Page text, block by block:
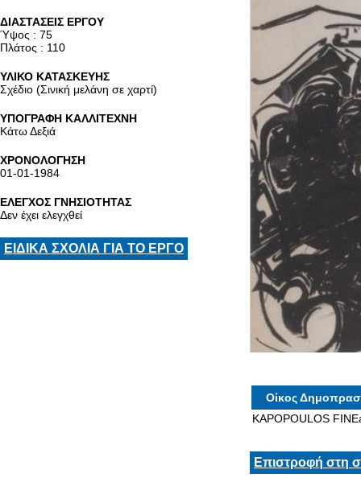
ΔΙΑΣΤΑΣΕΙΣ ΕΡΓΟΥ
Ύψος : 75
Πλάτος : 110
ΥΛΙΚΟ ΚΑΤΑΣΚΕΥΗΣ
Σχέδιο (Σινική μελάνη σε χαρτί)
ΥΠΟΓΡΑΦΗ ΚΑΛΛΙΤΕΧΝΗ
Κάτω Δεξιά
ΧΡΟΝΟΛΟΓΗΣΗ
01-01-1984
ΕΛΕΓΧΟΣ ΓΝΗΣΙΟΤΗΤΑΣ
Δεν έχει ελεγχθεί
ΕΙΔΙΚΑ ΣΧΟΛΙΑ ΓΙΑ ΤΟ ΕΡΓΟ
Οίκος
KAPOPOULOS
Επιστροφή στη